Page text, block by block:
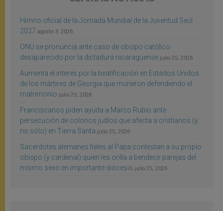
Himno oficial de la Jornada Mundial de la Juventud Seúl
2027 agosto 3, 2026
ONU se pronuncia ante caso de obispo católico
desaparecido por la dictadura nicaragüense julio 25, 2026
Aumenta el interés por la beatificación en Estados Unidos
de los mártires de Georgia que murieron defendiendo el
matrimonio julio 25, 2026
Franciscanos piden ayuda a Marco Rubio ante
persecución de colonos judíos que afecta a cristianos (y
no sólo) en Tierra Santa julio 25, 2026
Sacerdotes alemanes fieles al Papa contestan a su propio
obispo (y cardenal) quien les orilla a bendecir parejas del
mismo sexo en importante diócesis julio 25, 2026